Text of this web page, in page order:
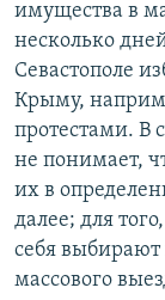
имущества в
несколько
Севастополе
Крыму,
протестами. В
не понимает,
их в
далее; для
себя выбирают
массового